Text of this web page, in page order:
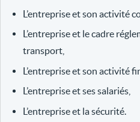
L’entreprise et son activité
L’entreprise et le cadre
transport,
L’entreprise et son activité
L’entreprise et ses salariés,
L’entreprise et la sécurité.